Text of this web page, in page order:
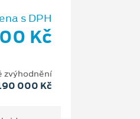
s DPH
Kč
zvýhodnění
000 Kč